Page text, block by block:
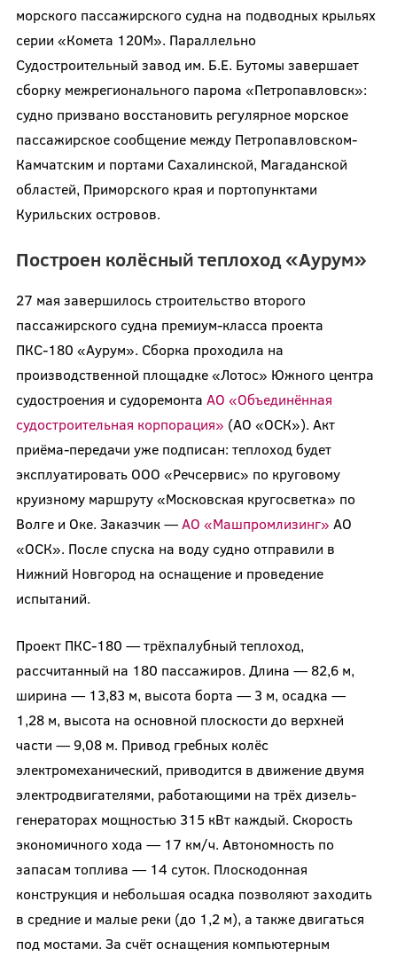
морского пассажирского судна на подводных крыльях
серии «Комета 120М». Параллельно
Судостроительный завод им. Б.Е. Бутомы завершает
сборку межрегионального парома «Петропавловск»:
судно призвано восстановить регулярное морское
пассажирское сообщение между Петропавловском-
Камчатским и портами Сахалинской, Магаданской
областей, Приморского края и портопунктами
Курильских островов.
Построен колёсный теплоход «Аурум»
27 мая завершилось строительство второго
пассажирского судна премиум-класса проекта
ПКС-180 «Аурум». Сборка проходила на
производственной площадке «Лотос» Южного центра
судостроения и судоремонта АО «Объединённая
судостроительная корпорация» (АО «ОСК»). Акт
приёма-передачи уже подписан: теплоход будет
эксплуатировать ООО «Речсервис» по круговому
круизному маршруту «Московская кругосветка» по
Волге и Оке. Заказчик —АО «Машпромлизинг» АО
«ОСК». После спуска на воду судно отправили в
Нижний Новгород на оснащение и проведение
испытаний.
Проект ПКС-180 — трёхпалубный теплоход,
рассчитанный на 180 пассажиров. Длина — 82,6 м,
ширина — 13,83 м, высота борта — 3 м, осадка —
1,28 м, высота на основной плоскости до верхней
части — 9,08 м. Привод гребных колёс
электромеханический, приводится в движение двумя
электродвигателями, работающими на трёх дизель-
генераторах мощностью 315 кВт каждый. Скорость
экономичного хода — 17 км/ч. Автономность по
запасам топлива — 14 суток. Плоскодонная
конструкция и небольшая осадка позволяют заходить
в средние и малые реки (до 1,2 м), а также двигаться
под мостами. За счёт оснащения компьютерным